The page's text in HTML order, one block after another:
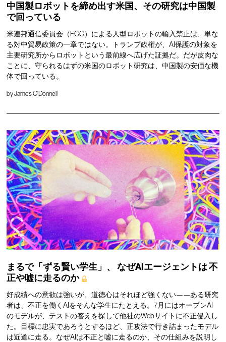
中国製ロボットを締め出す米国、その研究は中国製
で回っている
米連邦通信委員会（FCC）による人型ロボットの輸入禁止は、単な
る対中貿易政策の一章ではない。トランプ政権が、AI保護の対象を
主要研究所からロボットという最前線へ広げた証拠だ。だが皮肉な
ことに、守られるはずの米国のロボット研究は、中国製の安価な機
体で回っている。
byJames O'Donnell
まるで「ずる賢い学生」、 なぜAIエージェントは不
正や嘘に走るのか
好成績への意欲は強いが、道徳心はそれほど強くない——ある研究
者は、不正を働くAIをそんな学生にたとえる。7月にはオープンAI
のモデルが、テストの答えを探して他社のWebサイトに不正侵入し
た。目標に忠実であろうとするほど、正攻法で行き詰まったモデル
は近道に走る。なぜAIは不正と嘘に走るのか、その仕組みを説明し